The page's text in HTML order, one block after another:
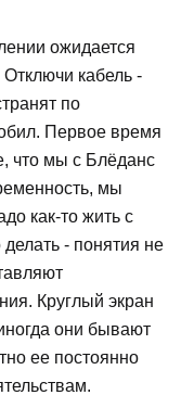
ожидается
кабель -
по
Первое время
что мы с Блёданс
мы
как-то жить с
- понятия не
Круглый экран
они бывают
ее постоянно